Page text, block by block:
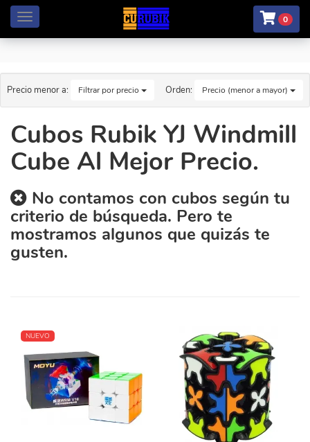
Menú 0
Precio menor a: Filtrar por precio Orden: Precio (menor a mayor)
Cubos Rubik YJ Windmill
Cube Al Mejor Precio.
No contamos con cubos según tu
criterio de búsqueda. Pero te
mostramos algunos que quizás te
gusten.
NUEVO